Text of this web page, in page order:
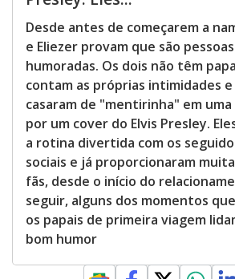
Desde antes de começarem a
e Eliezer provam que são
humoradas. Os dois não têm
contam as próprias intimidades
casaram de "mentirinha" em
por um cover do Elvis Presley.
a rotina divertida com os
sociais e já proporcionaram
fãs, desde o início do
seguir, alguns dos momentos
os papais de primeira viagem
bom humor